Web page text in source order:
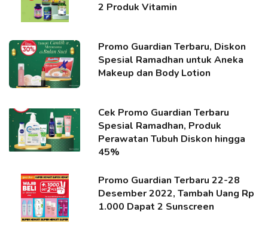
2 Produk Vitamin
Promo Guardian Terbaru, Diskon
Spesial Ramadhan untuk Aneka
Makeup dan Body Lotion
Cek Promo Guardian Terbaru
Spesial Ramadhan, Produk
Perawatan Tubuh Diskon hingga
45%
Promo Guardian Terbaru 22-28
Desember 2022, Tambah Uang Rp
1.000 Dapat 2 Sunscreen